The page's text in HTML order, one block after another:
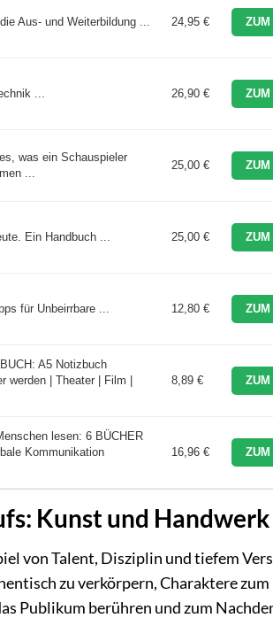
Aus- und Weiterbildung ... 24,95 €
... 26,90 €
was ein Schauspieler
...
25,00 €
Ein Handbuch ... 25,00 €
für Unbeirrbare ... 12,80 €
A5 Notizbuch
werden | Theater | Film |
8,89 €
lesen: 6 BÜCHER
Kommunikation
16,96 €
Kunst und Handwerk
von Talent, Disziplin und tiefem
zu verkörpern, Charaktere zum
Publikum berühren und zum